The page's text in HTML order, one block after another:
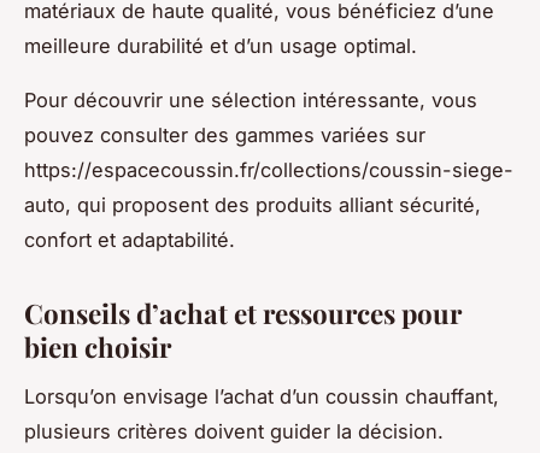
matériaux de haute qualité, vous bénéficiez d’une
meilleure durabilité et d’un usage optimal.
Pour découvrir une sélection intéressante, vous
pouvez consulter des gammes variées sur
https://espacecoussin.fr/collections/coussin-siege-
auto, qui proposent des produits alliant sécurité,
confort et adaptabilité.
Conseils d’achat et ressources pour
bien choisir
Lorsqu’on envisage l’achat d’un coussin chauffant,
plusieurs critères doivent guider la décision.